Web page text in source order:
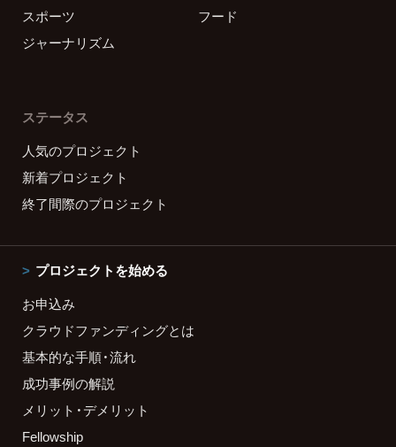
スポーツ
フード
ジャーナリズム
ステータス
人気のプロジェクト
新着プロジェクト
終了間際のプロジェクト
プロジェクトを始める
お申込み
クラウドファンディングとは
基本的な手順・流れ
成功事例の解説
メリット・デメリット
Fellowship